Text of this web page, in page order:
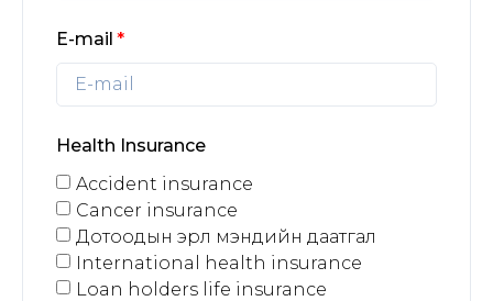
E-mail
Health Insurance
Accident insurance
Cancer insurance
Дотоодын эрүүл мэндийн даатгал
International health insurance
Loan holders life insurance